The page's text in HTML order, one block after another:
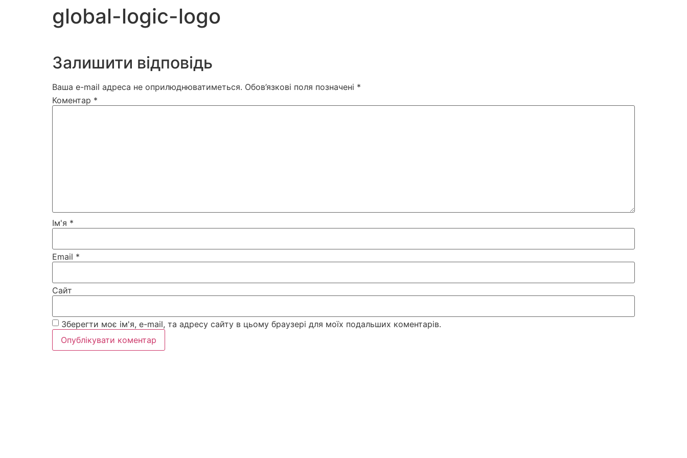
global-logic-logo
Залишити відповідь
Ваша e-mail адреса не оприлюднюватиметься. Обов’язкові поля позначені *
Коментар *
Ім'я *
Email *
Сайт
Зберегти моє ім'я, e-mail, та адресу сайту в цьому браузері для моїх подальших коментарів.